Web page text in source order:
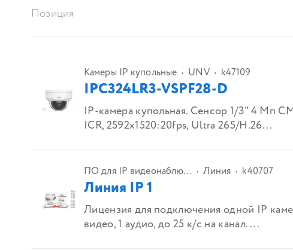
Позиция
Камеры IP купольные UNV k47109
IPC324LR3-VSPF28-D
IP-камера купольная. Сенсор 1/3" 4 Мп
ICR, 2592x1520:20fps, Ultra 265/H.26...
ПО для IP видеонаблю... Линия k40707
Линия IP 1
Лицензия для подключения одной IP
видео, 1 аудио, до 25 к/с на канал. ...